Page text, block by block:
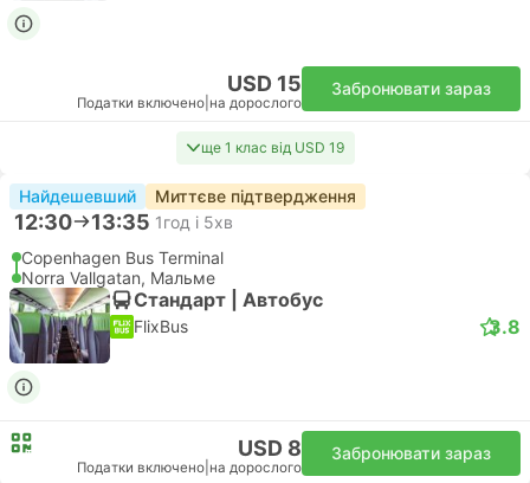
USD 15
Податки включено на дорослого
Забронювати зараз
ще 1 клас від USD 19
Найдешевший Миттєве підтвердження
12:30 13:35 1год і 5хв
Copenhagen Bus Terminal
Norra Vallgatan, Мальме
Стандарт | Автобус
FlixBus 3.8
USD 8
Податки включено на дорослого
Забронювати зараз